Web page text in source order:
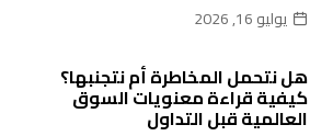
يوليو 16, 2026
هل نتحمل المخاطرة أم نتجنبها؟
كيفية قراءة معنويات السوق
العالمية قبل التداول